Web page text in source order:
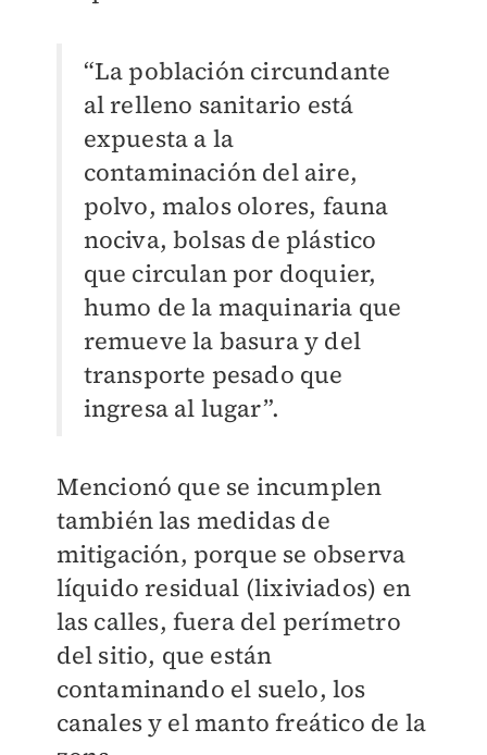
“La población circundante
al relleno sanitario está
expuesta a la
contaminación del aire,
polvo, malos olores, fauna
nociva, bolsas de plástico
que circulan por doquier,
humo de la maquinaria que
remueve la basura y del
transporte pesado que
ingresa al lugar”.
Mencionó que se incumplen
también las medidas de
mitigación, porque se observa
líquido residual (lixiviados) en
las calles, fuera del perímetro
del sitio, que están
contaminando el suelo, los
canales y el manto freático de la